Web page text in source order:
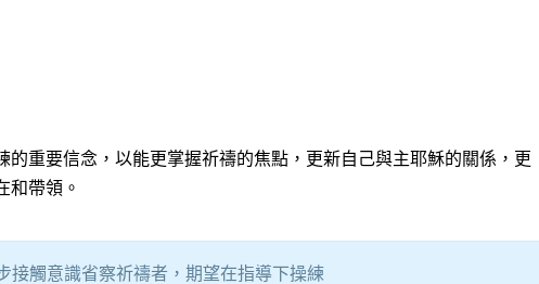
的重要信念，以能更掌握祈禱的焦點，更新自己與主耶穌的關係，更
和帶領。
接觸意識省察祈禱者，期望在指導下操練